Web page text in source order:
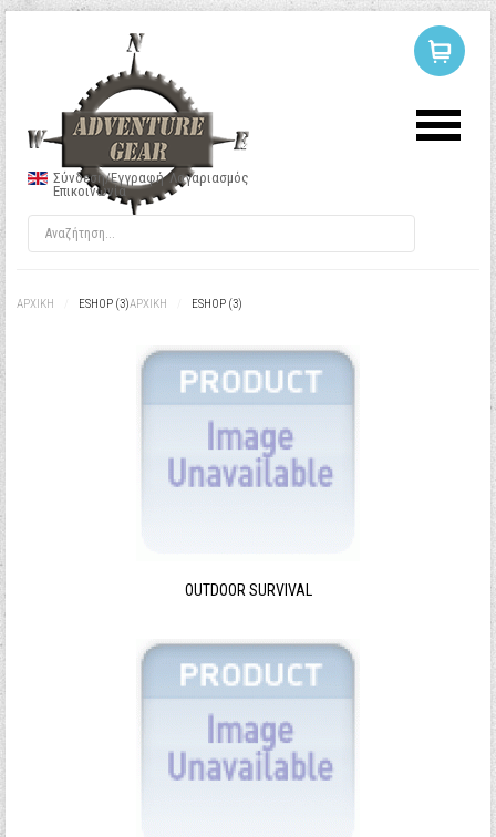
Σύνδεση/Εγγραφή Λογαριασμός
Επικοινωνία
ΑΡΧΙΚΉ ESHOP (3)ΑΡΧΙΚΉ ESHOP (3)
OUTDOOR SURVIVAL
ΣΥΝΔΕΣΗ
Κωδικός
Να με θυμάσαι